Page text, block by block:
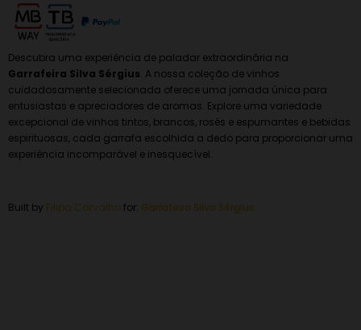
Descubra uma experiência de paladar extraordinária na
Garrafeira Silva Sérgius. A nossa coleção de vinhos
cuidadosamente selecionada oferece uma jornada única para
entusiastas e apreciadores de aromas. Explore uma variedade
excepcional de vinhos tintos, brancos, rosés e espumantes e bebidas
espirituosas, cada garrafa escolhida a dedo para proporcionar uma
experiência incomparável e inesquecível.
Built by Filipa Carvalhofor: Garrafeira Silva Sérgius